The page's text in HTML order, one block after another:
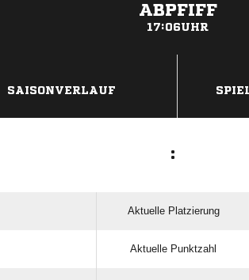
ABPFIFF
17:06UHR
SAISONVERLAUF
:
Aktuelle Platzierung
Aktuelle Punktzahl